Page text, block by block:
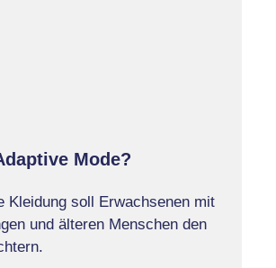
Mode?
Kleidung soll Erwachsenen mit
und älteren Menschen den